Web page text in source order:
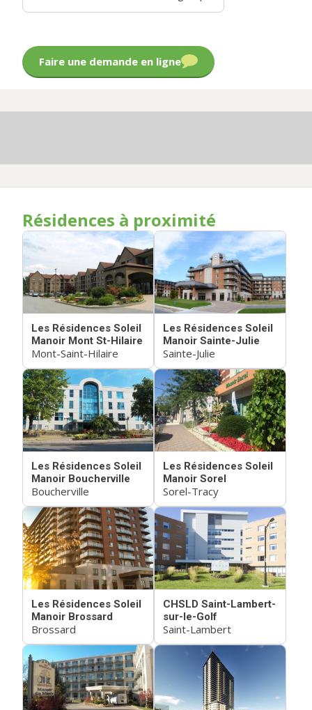
Faire une demande en ligne
Résidences à proximité
Les Résidences Soleil
Manoir Mont St-Hilaire
Mont-Saint-Hilaire
Les Résidences Soleil
Manoir Sainte-Julie
Sainte-Julie
Les Résidences Soleil
Manoir Boucherville
Boucherville
Les Résidences Soleil
Manoir Sorel
Sorel-Tracy
Les Résidences Soleil
Manoir Brossard
Brossard
CHSLD Saint-Lambert-
sur-le-Golf
Saint-Lambert